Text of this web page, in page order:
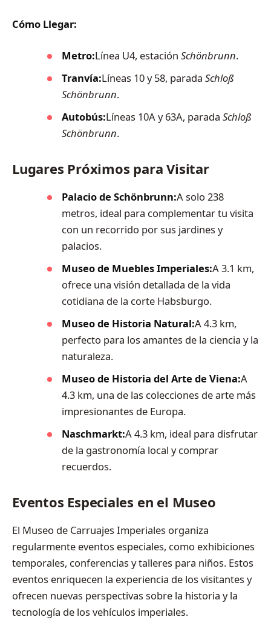
Cómo Llegar:
Metro:Línea U4, estación Schönbrunn.
Tranvía:Líneas 10 y 58, parada Schloß
Schönbrunn.
Autobús:Líneas 10A y 63A, parada Schloß
Schönbrunn.
Lugares Próximos para Visitar
Palacio de Schönbrunn:A solo 238
metros, ideal para complementar tu visita
con un recorrido por sus jardines y
palacios.
Museo de Muebles Imperiales:A 3.1 km,
ofrece una visión detallada de la vida
cotidiana de la corte Habsburgo.
Museo de Historia Natural:A 4.3 km,
perfecto para los amantes de la ciencia y la
naturaleza.
Museo de Historia del Arte de Viena:A
4.3 km, una de las colecciones de arte más
impresionantes de Europa.
Naschmarkt:A 4.3 km, ideal para disfrutar
de la gastronomía local y comprar
recuerdos.
Eventos Especiales en el Museo
El Museo de Carruajes Imperiales organiza
regularmente eventos especiales, como exhibiciones
temporales, conferencias y talleres para niños. Estos
eventos enriquecen la experiencia de los visitantes y
ofrecen nuevas perspectivas sobre la historia y la
tecnología de los vehículos imperiales.